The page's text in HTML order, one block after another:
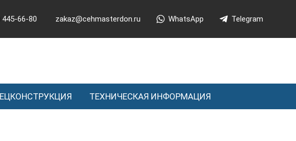
445-66-80 zakaz@cehmasterdon.ru WhatsApp Telegram
ТЕХНИЧЕСКАЯ ИНФОРМАЦИЯ